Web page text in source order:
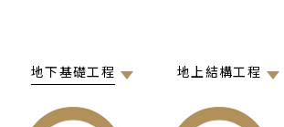
地下基礎工程 地上結構工程